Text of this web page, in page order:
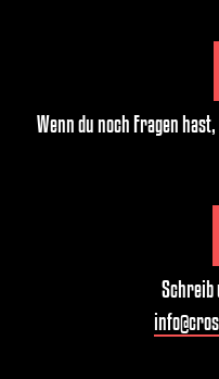
Wenn du noch Fragen
Schreib